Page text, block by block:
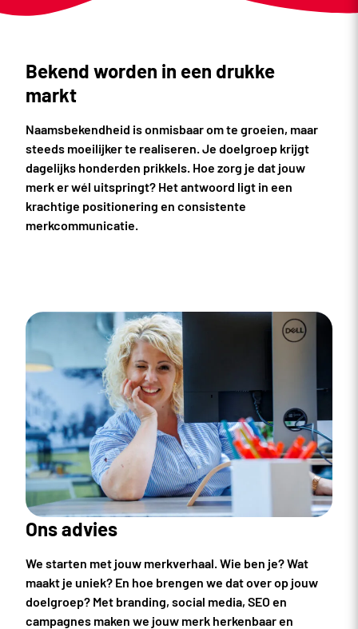
Bekend worden in een drukke
markt
Naamsbekendheid is onmisbaar om te groeien, maar
steeds moeilijker te realiseren. Je doelgroep krijgt
dagelijks honderden prikkels. Hoe zorg je dat jouw
merk er wél uitspringt? Het antwoord ligt in een
krachtige positionering en consistente
merkcommunicatie.
Ons advies
We starten met jouw merkverhaal. Wie ben je? Wat
maakt je uniek? En hoe brengen we dat over op jouw
doelgroep? Met branding, social media, SEO en
campagnes maken we jouw merk herkenbaar en